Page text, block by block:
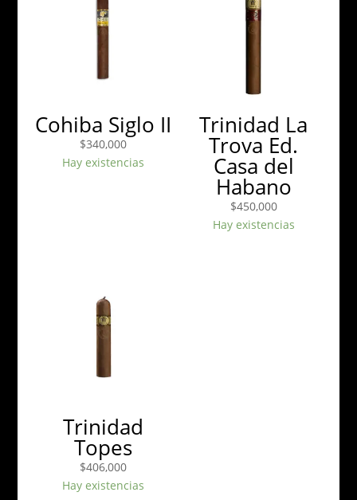
Cohiba Siglo II
$340,000
Hay existencias
Trinidad La
Trova Ed.
Casa del
Habano
$450,000
Hay existencias
Trinidad
Topes
$406,000
Hay existencias